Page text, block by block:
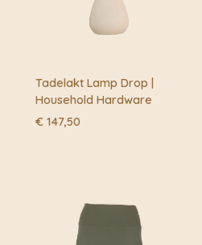
Tadelakt Lamp Drop |
Household Hardware
€ 147,50